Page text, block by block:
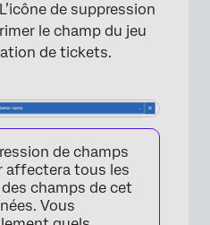
de suppression
le champ du jeu
de tickets.
de champs
affectera tous les
champs de cet
Vous